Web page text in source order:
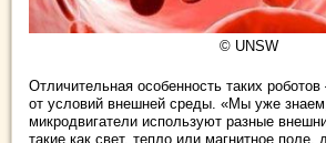
© UNSW
Отличительная особенность таких
от условий внешней среды. «Мы уже
микродвигатели используют разные
такие как свет, тепло или магнитное поле,